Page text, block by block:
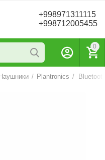
+998971311115
+998712005455
0
Наушники / Plantronics /